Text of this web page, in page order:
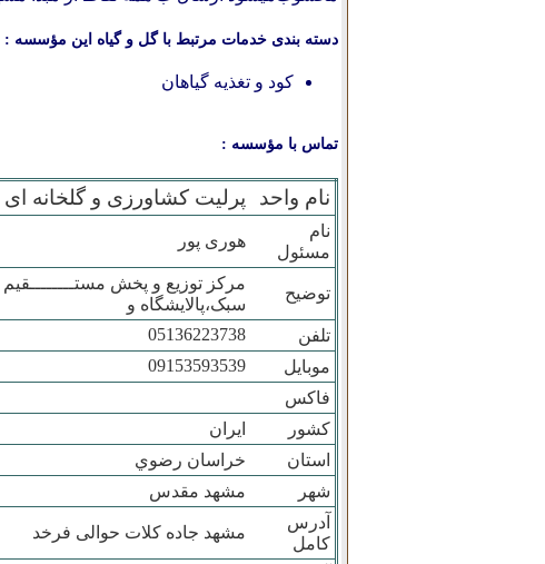
دسته بندی خدمات مرتبط با گل و گیاه این مؤسسه :
کود و تغذیه گیاهان
تماس با مؤسسه :
نام واحد پرلیت کشاورزی و گلخانه ای
نام
مسئول
هوری پور
توضیح
مرکز توزیع و پخش
سبک،پالایشگاه و
تلفن
05136223738
موبایل
09153593539
فاکس
کشور
ایران
استان
خراسان رضوي
شهر
مشهد مقدس
آدرس
کامل
مشهد جاده کلات حوالی فرخد